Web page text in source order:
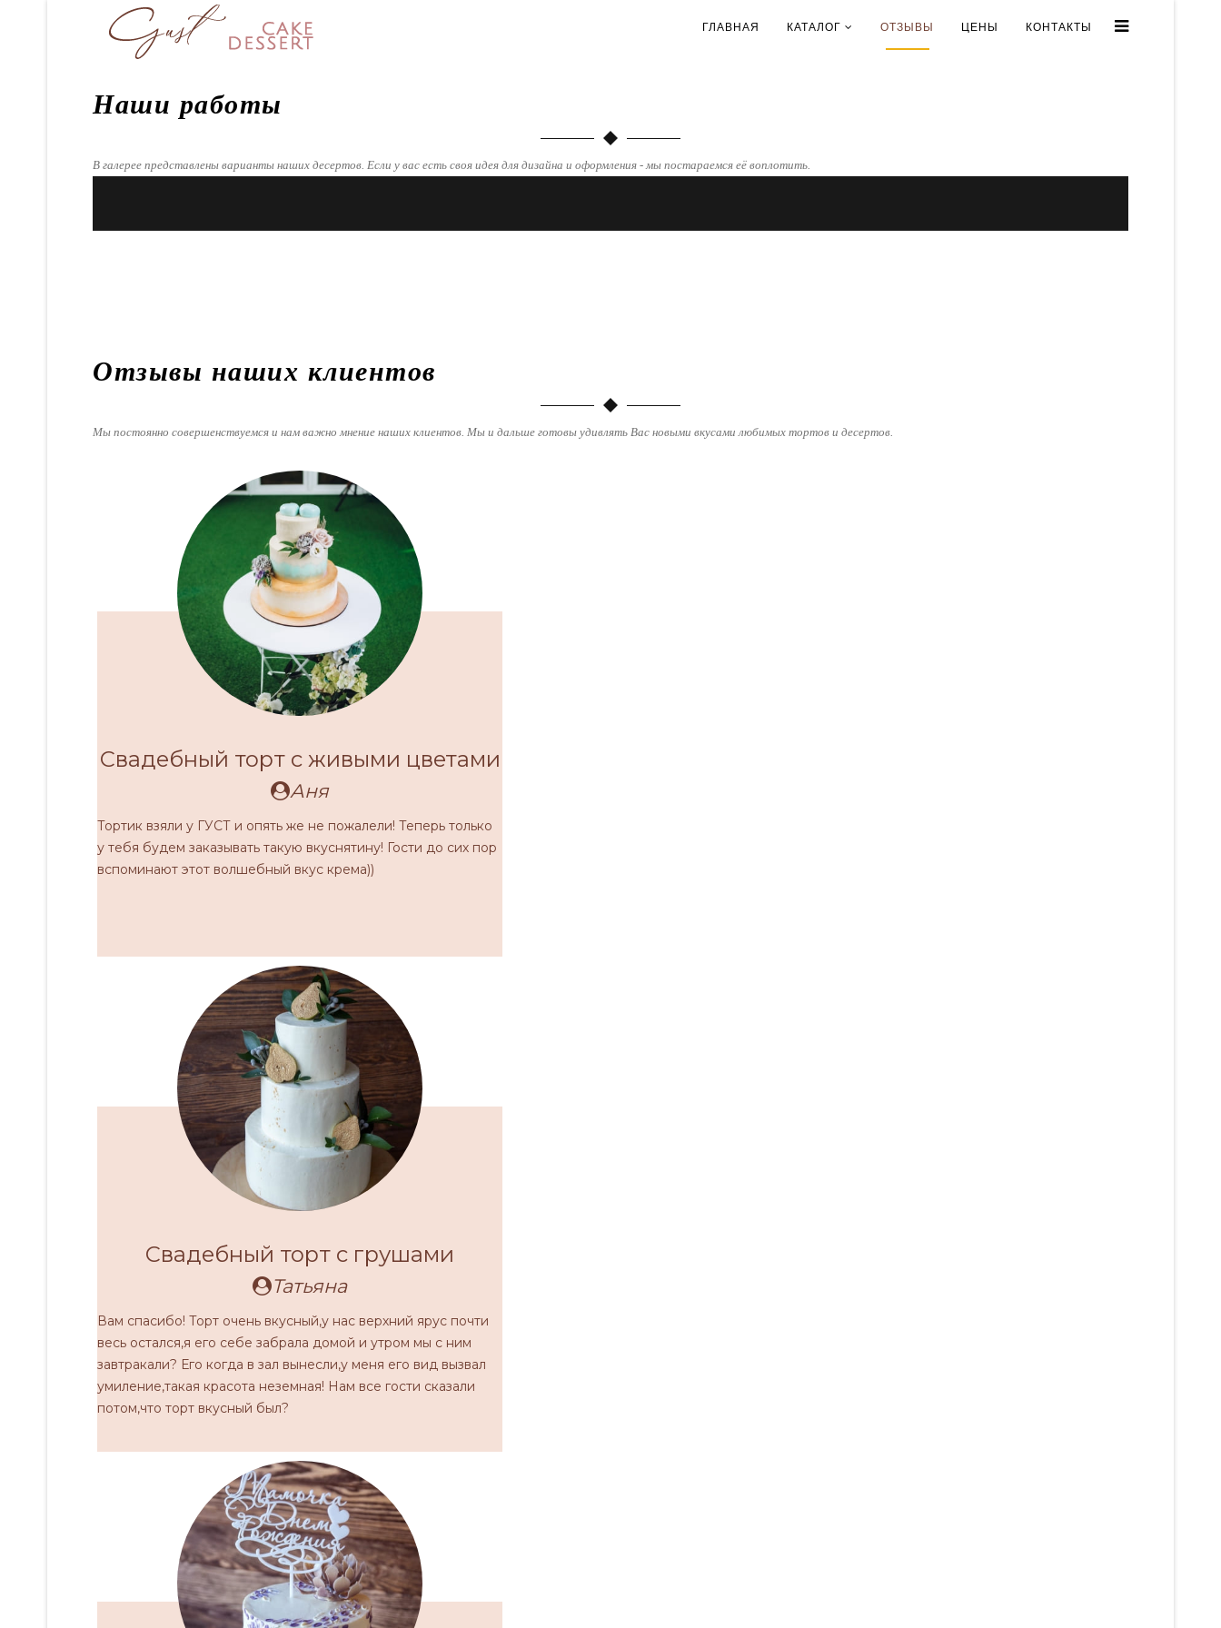
ГЛАВНАЯ КАТАЛОГ ОТЗЫВЫ ЦЕНЫ КОНТАКТЫ
Наши работы
В галерее представлены варианты наших десертов. Если у вас есть своя идея для дизайна и оформления - мы постараемся её воплотить.
Отзывы наших клиентов
Мы постоянно совершенствуемся и нам важно мнение наших клиентов. Мы и дальше готовы удивлять Вас новыми вкусами любимых тортов и десертов.
Свадебный торт с живыми цветами
Аня
Тортик взяли у ГУСТ и опять же не пожалели! Теперь только
у тебя будем заказывать такую вкуснятину! Гости до сих пор
вспоминают этот волшебный вкус крема))
Свадебный торт с грушами
Татьяна
Вам спасибо! Торт очень вкусный,у нас верхний ярус почти
весь остался,я его себе забрала домой и утром мы с ним
завтракали? Его когда в зал вынесли,у меня его вид вызвал
умиление,такая красота неземная! Нам все гости сказали
потом,что торт вкусный был?